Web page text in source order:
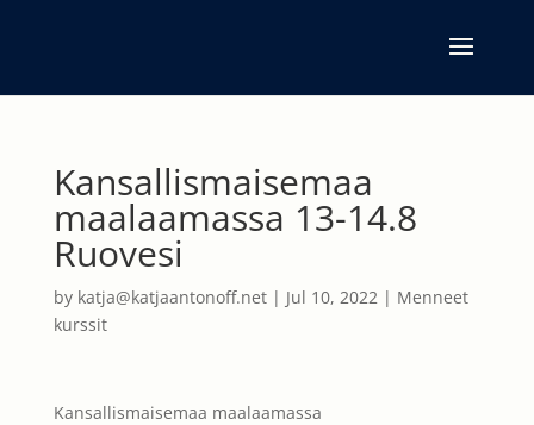
Kansallismaisemaa
maalaamassa 13-14.8
Ruovesi
by katja@katjaantonoff.net| Jul 10, 2022| Menneet
kurssit
Kansallismaisemaa maalaamassa